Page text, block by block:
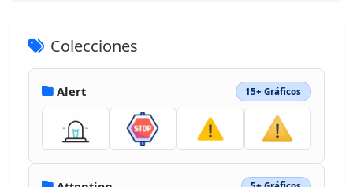
Colecciones
Alert 15+ Gráficos